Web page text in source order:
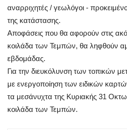
αναρριχητές / γεωλόγοι -
της κατάστασης.
Αποφάσεις που θα αφορούν στις
κοιλάδα των Τεμπών, θα ληφθούν
εβδομάδας.
Για την διευκόλυνση των τοπικών
με ενεργοποίηση των ειδικών
τα μεσάνυχτα της Κυριακής 31
κοιλάδα των Τεμπών.